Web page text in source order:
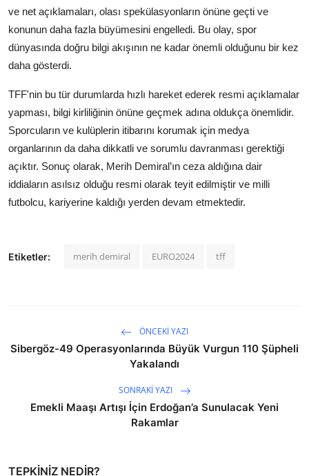
ve net açıklamaları, olası spekülasyonların önüne geçti ve
konunun daha fazla büyümesini engelledi. Bu olay, spor
dünyasında doğru bilgi akışının ne kadar önemli olduğunu bir kez
daha gösterdi.
TFF'nin bu tür durumlarda hızlı hareket ederek resmi açıklamalar
yapması, bilgi kirliliğinin önüne geçmek adına oldukça önemlidir.
Sporcuların ve kulüplerin itibarını korumak için medya
organlarının da daha dikkatli ve sorumlu davranması gerektiği
açıktır. Sonuç olarak, Merih Demiral’ın ceza aldığına dair
iddiaların asılsız olduğu resmi olarak teyit edilmiştir ve milli
futbolcu, kariyerine kaldığı yerden devam etmektedir.
Etiketler: merih demiral EURO2024 tff
ÖNCEKI YAZI
Sibergöz-49 Operasyonlarında Büyük Vurgun 110 Şüpheli
Yakalandı
SONRAKI YAZI
Emekli Maaşı Artışı İçin Erdoğan’a Sunulacak Yeni
Rakamlar
TEPKINIZ NEDIR?